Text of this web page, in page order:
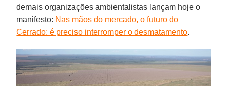
demais organizações ambientalistas lançam hoje o
manifesto: Nas mãos do mercado, o futuro do
Cerrado: é preciso interromper o desmatamento.